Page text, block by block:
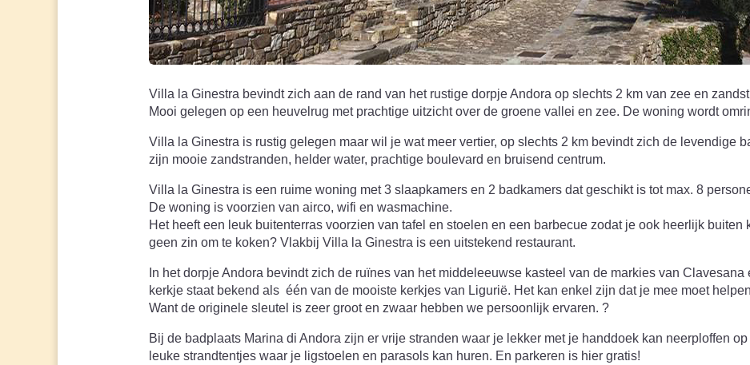
Villa la Ginestra bevindt zich aan de rand van het rustige dorpje Andora op slechts 2 km van zee en
Mooi gelegen op een heuvelrug met prachtige uitzicht over de groene vallei en zee. De woning wordt
Villa la Ginestra is rustig gelegen maar wil je wat meer vertier, op slechts 2 km bevindt zich de levendige
zijn mooie zandstranden, helder water, prachtige boulevard en bruisend centrum.
Villa la Ginestra is een ruime woning met 3 slaapkamers en 2 badkamers dat geschikt is tot max. 8
De woning is voorzien van airco, wifi en wasmachine.
Het heeft een leuk buitenterras voorzien van tafel en stoelen en een barbecue zodat je ook heerlijk buiten
geen zin om te koken? Vlakbij Villa la Ginestra is een uitstekend restaurant.
In het dorpje Andora bevindt zich de ruïnes van het middeleeuwse kasteel van de markies van
kerkje staat bekend als één van de mooiste kerkjes van Ligurië. Het kan enkel zijn dat je mee moet
Want de originele sleutel is zeer groot en zwaar hebben we persoonlijk ervaren. ?
Bij de badplaats Marina di Andora zijn er vrije stranden waar je lekker met je handdoek kan neerploffen
leuke strandtentjes waar je ligstoelen en parasols kan huren. En parkeren is hier gratis!